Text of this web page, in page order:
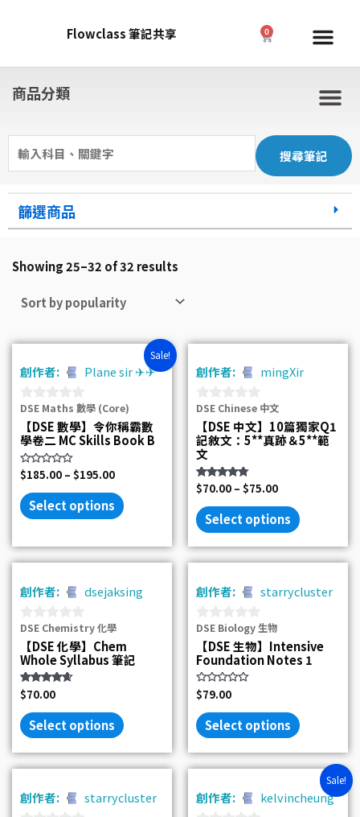
Flowclass 筆記共享 0 Cart
商品分類
Search
for:
篩選商品
Showing 25–32 of 32 results
Sale!
創作者: Plane sir ✈✈
0
out
of
5
DSE Maths 數學 (Core)
【DSE 數學】令你稱霸數
學卷二 MC Skills Book B
Rated
0
out
of
5
$185.00– $195.00
Select options
創作者: mingXir
0
out
of
5
DSE Chinese 中文
【DSE 中文】10篇獨家Q1
記敘文：5**真跡＆5**範
文
Rated
4.67
out of 5
$70.00 –$75.00
Select options
創作者: dsejaksing
0
out
of
5
DSE Chemistry 化學
【DSE 化學】Chem
Whole Syllabus 筆記
Rated
4.50
out of 5
$70.00
Select options
創作者: starrycluster
0
out
of
5
DSE Biology 生物
【DSE 生物】Intensive
Foundation Notes 1
Rated
0
out
of
5
$79.00
Select options
創作者: starrycluster
Sale!
創作者: kelvincheung